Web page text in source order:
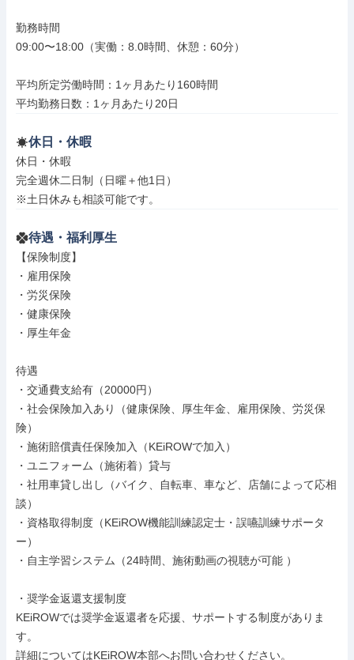
勤務時間
09:00〜18:00（実働：8.0時間、休憩：60分）
平均所定労働時間：1ヶ月あたり160時間
平均勤務日数：1ヶ月あたり20日
休日・休暇
休日・休暇
完全週休二日制（日曜＋他1日）
※土日休みも相談可能です。
待遇・福利厚生
【保険制度】
・雇用保険
・労災保険
・健康保険
・厚生年金
待遇
・交通費支給有（20000円）
・社会保険加入あり（健康保険、厚生年金、雇用保険、労災保
険）
・施術賠償責任保険加入（KEiROWで加入）
・ユニフォーム（施術着）貸与
・社用車貸し出し（バイク、自転車、車など、店舗によって応相
談）
・資格取得制度（KEiROW機能訓練認定士・誤嚥訓練サポータ
ー）
・自主学習システム（24時間、施術動画の視聴が可能 ）
・奨学金返還支援制度
KEiROWでは奨学金返還者を応援、サポートする制度がありま
す。
詳細についてはKEiROW本部へお問い合わせください。